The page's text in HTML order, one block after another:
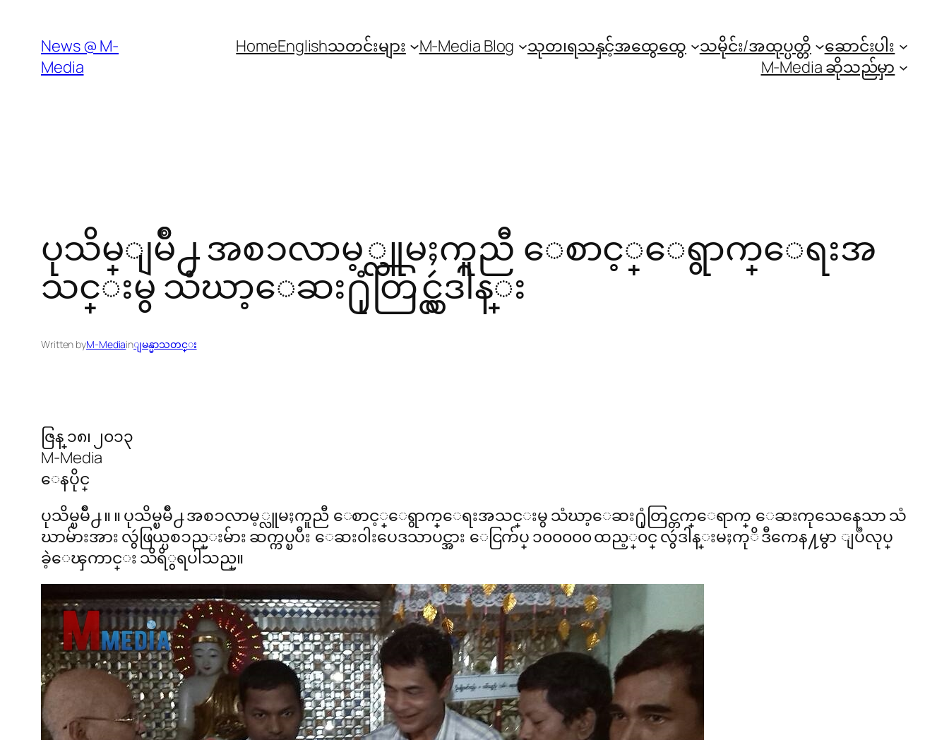
content
News @ M-
Media
HomeEnglishသတင်းများ M-Media Blog သုတ၊ရသနှင့်အထွေထွေ သမိုင်း/အထုပ္ပတ္တိ
ဆောင်းပါး
M-Media ဆိုသည်မှာ
ပုသိမ္ျမိဳ႕ အစၥလာမ့္လူမႈကူညီ ေစာင့္ေရွာက္ေရးအ
သင္းမွ သံဃာ့ေဆး႐ုံတြင္လွဴဒါန္း
Written byM-Mediainျမန္မာသတင္း
ဇြန္ ၁၈၊ ၂၀၁၃
M-Media
ေနပိုင္
ပုသိမ္ၿမိဳ႕ ။ ။ ပုသိမ္ၿမိဳ႕ အစၥလာမ့္လူမႈကူညီ ေစာင့္ေရွာက္ေရးအသင္းမွ သံဃာ့ေဆး႐ုံတြင္တက္ေရာက္ ေဆးကုသေနေသာ သံ
ဃာမ်ားအား လွဴဖြယ္ပစၥည္းမ်ား ဆက္ကပ္ၿပီး ေဆး၀ါးပေဒသာပင္အား ေငြက်ပ္ ၁၀၀၀၀၀ ထည့္၀င္ လွဴဒါန္းမႈကုိ ဒီကေန႔မွာ ျပဳလုပ္
ခဲ့ေၾကာင္း သိရိွရပါသည္။